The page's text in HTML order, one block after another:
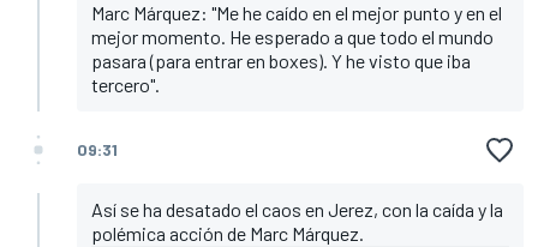
Marc Márquez: "Me he caído en el mejor punto y en el
mejor momento. He esperado a que todo el mundo
pasara (para entrar en boxes). Y he visto que iba
tercero".
09:31
Así se ha desatado el caos en Jerez, con la caída y la
polémica acción de Marc Márquez.